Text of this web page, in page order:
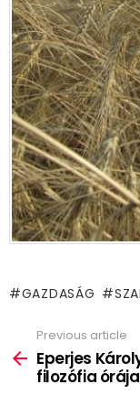
GAZDASÁG
more
Previous article
Eperjes
filozófia